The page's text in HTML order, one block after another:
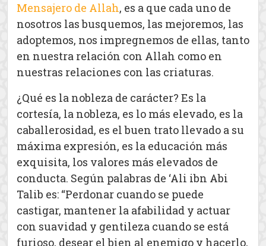
Mensajero de Allah, es a que cada uno de
nosotros las busquemos, las mejoremos, las
adoptemos, nos impregnemos de ellas, tanto
en nuestra relación con Allah como en
nuestras relaciones con las criaturas.
¿Qué es la nobleza de carácter? Es la
cortesía, la nobleza, es lo más elevado, es la
caballerosidad, es el buen trato llevado a su
máxima expresión, es la educación más
exquisita, los valores más elevados de
conducta. Según palabras de ‘Ali ibn Abi
Talib es: “Perdonar cuando se puede
castigar, mantener la afabilidad y actuar
con suavidad y gentileza cuando se está
furioso, desear el bien al enemigo y hacerlo,